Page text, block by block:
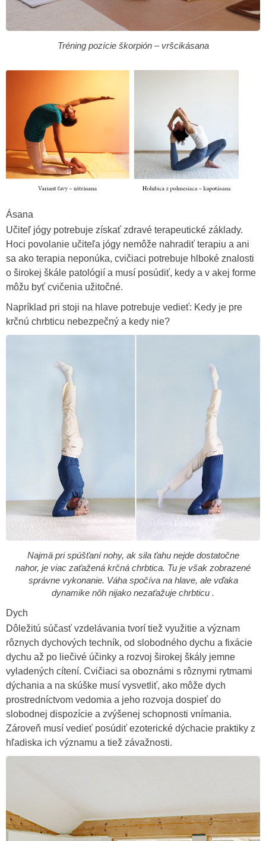
Tréning pozície škorpión – vršcikásana
Ásana
Učiteľ jógy potrebuje získať zdravé terapeutické základy.
Hoci povolanie učiteľa jógy nemôže nahradiť terapiu a ani
sa ako terapia neponúka, cvičiaci potrebuje hlboké znalosti
o širokej škále patológií a musí posúdiť, kedy a v akej forme
môžu byť cvičenia užitočné.
Napríklad pri stoji na hlave potrebuje vedieť: Kedy je pre
krčnú chrbticu nebezpečný a kedy nie?
Najmä pri spúšťaní nohy, ak sila ťahu nejde dostatočne
nahor, je viac zaťažená krčná chrbtica. Tu je však zobrazené
správne vykonanie. Váha spočíva na hlave, ale vďaka
dynamike nôh nijako nezaťažuje chrbticu .
Dych
Dôležitú súčasť vzdelávania tvorí tiež využitie a význam
rôznych dychových techník, od slobodného dychu a fixácie
dychu až po liečivé účinky a rozvoj širokej škály jemne
vyladených cítení. Cvičiaci sa oboznámi s rôznymi rytmami
dýchania a na skúške musí vysvetliť, ako môže dych
prostredníctvom vedomia a jeho rozvoja dospieť do
slobodnej dispozície a zvýšenej schopnosti vnímania.
Zároveň musí vedieť posúdiť ezoterické dýchacie praktiky z
hľadiska ich významu a tiež závažnosti.